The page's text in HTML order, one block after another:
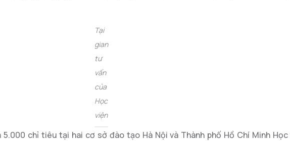
Tại
gian
tư
vấn
của
Học
viện
5.000 chỉ tiêu tại hai cơ sở đào tạo Hà Nội và Thành phố Hồ Chí Minh